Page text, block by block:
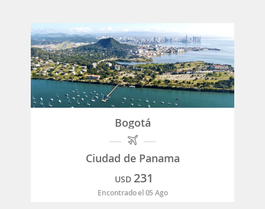
Bogotá
Ciudad de Panama
USD 231
Encontrado el 05 Ago